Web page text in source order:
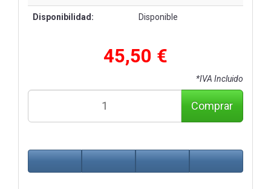
Disponibilidad: Disponible
45,50 €
*IVA Incluido
Comprar